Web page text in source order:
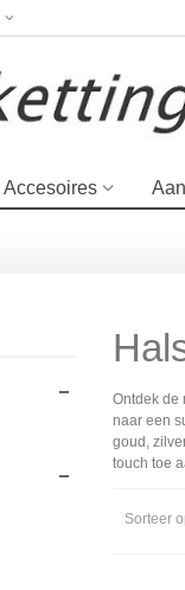
Accesoires
Ontdek de
naar een
goud,
touch toe
Sorteer